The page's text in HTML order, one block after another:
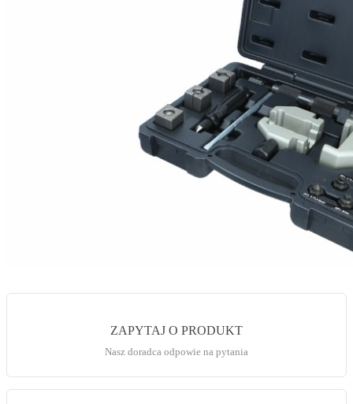
ZAPYTAJ O PRODUKT
Nasz doradca odpowie na pytania